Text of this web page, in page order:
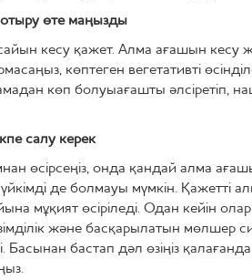
отыруөте маңызды
кесу қажет. Алма ағашын кесу
көптеген вегетативті
көп болуыағашты әлсіретіп,
салу керек
өсірсеңіз , онда қандай алма
де болмауы мүмкін. Қажетті
мұқият өсіріледі. Одан кейін
және басқарылатын мөлшер
Басынан бастап дәл өзіңіз